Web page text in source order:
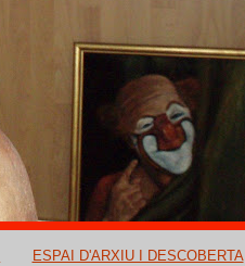
ESPAI D'ARXIU I DESCOBERTA